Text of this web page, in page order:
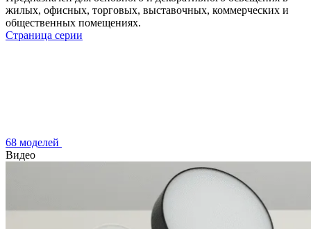
жилых, офисных, торговых, выставочных, коммерческих и
общественных помещениях.
Страница серии
68 моделей
Видео